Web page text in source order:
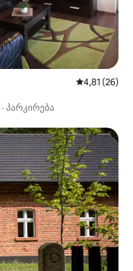
საშუალო
4,81 (26)
· პარკირება